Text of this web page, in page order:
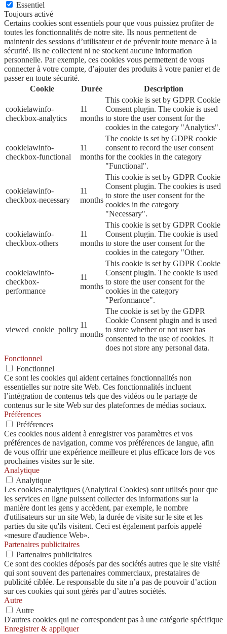
Essentiel
Toujours activé
Certains cookies sont essentiels pour que vous puissiez profiter de
toutes les fonctionnalités de notre site. Ils nous permettent de
maintenir des sessions d’utilisateur et de prévenir toute menace à la
sécurité. Ils ne collectent ni ne stockent aucune information
personnelle. Par exemple, ces cookies vous permettent de vous
connecter à votre compte, d’ajouter des produits à votre panier et de
passer en toute sécurité.
Cookie
Durée Description
cookielawinfo-
checkbox-analytics
11
months
This cookie is set by GDPR Cookie
Consent plugin. The cookie is used
to store the user consent for the
cookies in the category "Analytics".
cookielawinfo-
checkbox-functional
11
months
The cookie is set by GDPR cookie
consent to record the user consent
for the cookies in the category
"Functional".
cookielawinfo-
checkbox-necessary
11
months
This cookie is set by GDPR Cookie
Consent plugin. The cookies is used
to store the user consent for the
cookies in the category
"Necessary".
cookielawinfo-
checkbox-others
11
months
This cookie is set by GDPR Cookie
Consent plugin. The cookie is used
to store the user consent for the
cookies in the category "Other.
cookielawinfo-
checkbox-
performance
11
months
This cookie is set by GDPR Cookie
Consent plugin. The cookie is used
to store the user consent for the
cookies in the category
"Performance".
viewed_cookie_policy
11
months
The cookie is set by the GDPR
Cookie Consent plugin and is used
to store whether or not user has
consented to the use of cookies. It
does not store any personal data.
Fonctionnel
Fonctionnel
Ce sont les cookies qui aident certaines fonctionnalités non
essentielles sur notre site Web. Ces fonctionnalités incluent
l’intégration de contenus tels que des vidéos ou le partage de
contenus sur le site Web sur des plateformes de médias sociaux.
Préférences
Préférences
Ces cookies nous aident à enregistrer vos paramètres et vos
préférences de navigation, comme vos préférences de langue, afin
de vous offrir une expérience meilleure et plus efficace lors de vos
prochaines visites sur le site.
Analytique
Analytique
Les cookies analytiques (Analytical Cookies) sont utilisés pour que
les services en ligne puissent collecter des informations sur la
manière dont les gens y accèdent, par exemple, le nombre
d'utilisateurs sur un site Web, la durée de visite sur le site et les
parties du site qu'ils visitent. Ceci est également parfois appelé
«mesure d'audience Web».
Partenaires publicitaires
Partenaires publicitaires
Ce sont des cookies déposés par des sociétés autres que le site visité
qui sont souvent des partenaires commerciaux, prestataires de
publicité ciblée. Le responsable du site n’a pas de pouvoir d’action
sur ces cookies qui sont gérés par d’autres sociétés.
Autre
Autre
D'autres cookies qui ne correspondent pas à une catégorie spécifique
Enregistrer & appliquer